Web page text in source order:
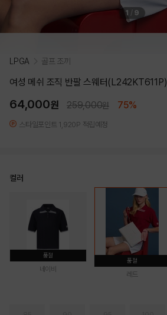
1 / 9
LPGA 골프 조끼
여성 메쉬 조직 반팔 스웨터(L242KT611P)
64,000원 259,000원 75%
스타일포인트 1,920P 적립예정
컬러
품절
네이비
품절
레드